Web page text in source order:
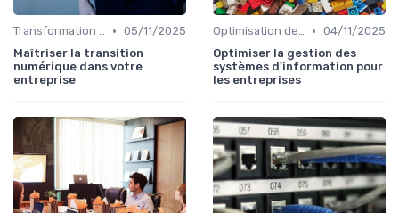
Transformation digitale • 05/11/2025
Maîtriser la transition
numérique dans votre
entreprise
Optimisation des infrastructures IT • 04/11/2025
Optimiser la gestion des
systèmes d'information pour
les entreprises